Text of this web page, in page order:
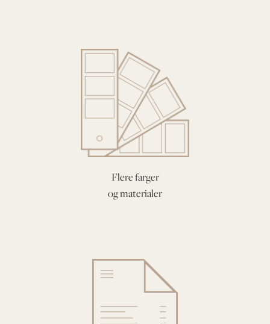
Flere farger
og materialer